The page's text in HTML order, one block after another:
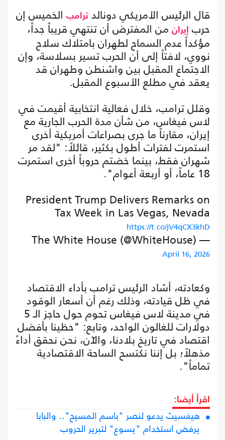
قال الرئيس الأمريكي دونالد ترامب الخميس إن
حرب
إيران من المفترض أن تنتهي قريباً جداً،
مؤكداً عدم السماح لطهران بامتلاك سلاح
نووي، لافتاً إلى أن الحرب تسير بسلاسة، وإن
الاجتماع المقبل بين واشنطن وطهران قد
يعقد في مطلع الأسبوع المقبل.
وقلل ترامب، خلال فعالية انتخابية أقيمت في
لاس فيغاس، من شأن مدة الحرب الجارية مع
إيران، مقارناً ما جرى بصراعات أمريكية أخرى
استمرت لفترات أطول بكثير، قائلاً: "لقد مر
شهران فقط، بينما خضتم حروباً أخرى استمرت
18 عاماً، أو أربعة أعوام".
President Trump Delivers Remarks on
Tax Week in Las Vegas, Nevada
https://t.co/jV4qCX3khD
— The White House (@WhiteHouse)
April 16, 2026
وكعادته، أشاد الرئيس ترامب بأداء الاقتصاد
في ظل قيادته، وذلك رغم أن أسعار الوقود
في مدينة لاس فيغاس تحوم حول حاجز الـ 5
دولارات للغالون الواحد، وتابع: "حظينا بأفضل
اقتصاد في تاريخ بلادنا، والآن، نحن نحقق أداءً
مذهلاً؛ بل إننا نكتسح الساحة الاقتصادية
تماماً".
اقرأ أيضا:
هيغسيث يدعو لنصر "باسم المسيح".. والبابا
يرفض استخدام "يسوع" لتبرير الحروب